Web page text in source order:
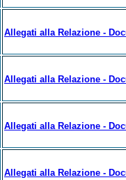
Allegati alla Relazione -
Allegati alla Relazione -
Allegati alla Relazione -
Allegati alla Relazione -